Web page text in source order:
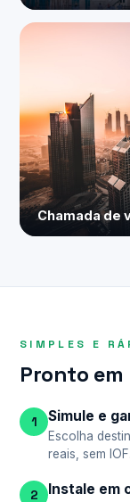
Chamada de
SIMPLES E
Pronto
1 Simule e
Escolha
reais, sem IOF.
2 Instale em